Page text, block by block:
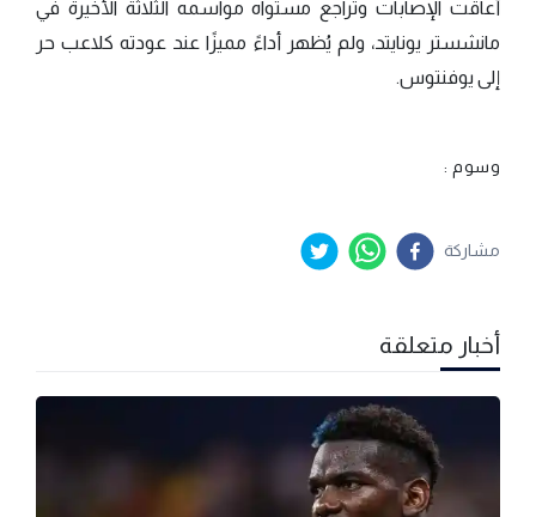
أعاقت الإصابات وتراجع مستواه مواسمه الثلاثة الأخيرة في
مانشستر يونايتد، ولم يُظهر أداءً مميزًا عند عودته كلاعب حر
إلى يوفنتوس.
وسوم :
مشاركة
أخبار متعلقة